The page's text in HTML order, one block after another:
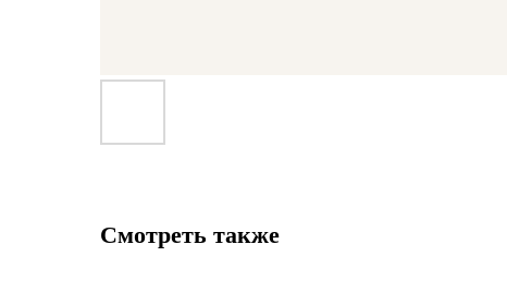
Смотреть также